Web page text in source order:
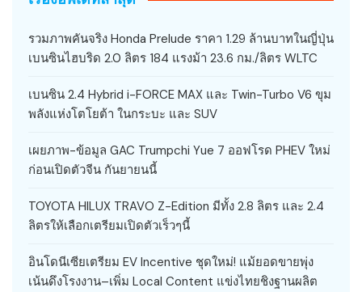
รวมภาพคันจริง Honda Prelude ราคา 1.29 ล้านบาทในญี่ปุ่น
เบนซินไฮบริด 2.0 ลิตร 184 แรงม้า 23.6 กม./ลิตร WLTC
เบนซิน 2.4 Hybrid i-FORCE MAX และ Twin-Turbo V6 ขุม
พลังแห่งโตโยต้า ในกระบะ และ SUV
เผยภาพ-ข้อมูล GAC Trumpchi Yue 7 ออฟโรด PHEV ใหม่
ก่อนเปิดตัวจีน กันยายนนี้
TOYOTA HILUX TRAVO Z-Edition มีทั้ง 2.8 ลิตร และ 2.4
ลิตรให้เลือกเตรียมเปิดตัวเร็วๆนี้
อินโดนีเซียเตรียม EV Incentive ชุดใหม่! แม้ยอดขายพุ่ง
เน้นดึงโรงงาน–เพิ่ม Local Content แข่งไทยชิงฐานผลิต